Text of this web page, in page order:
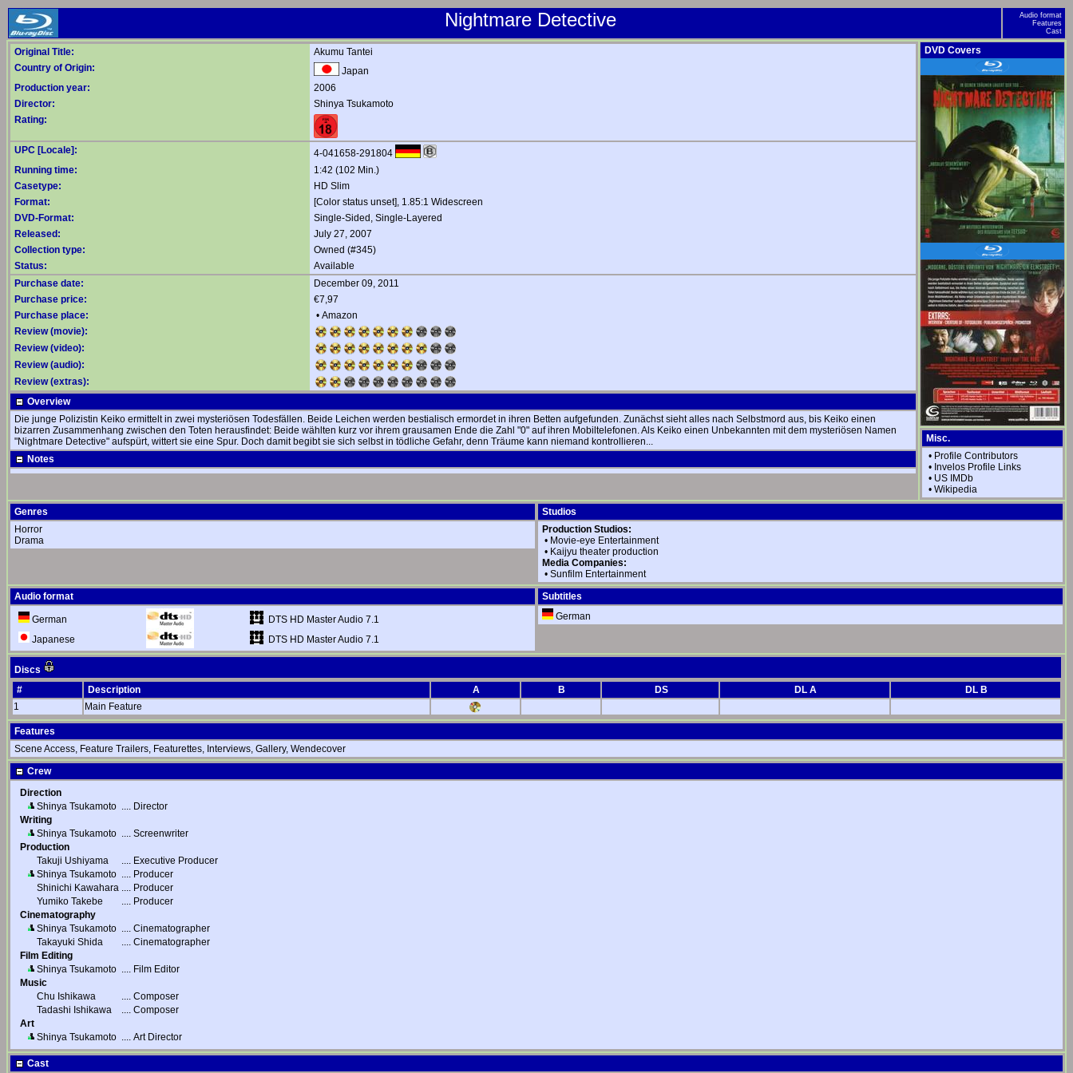
Nightmare Detective
Audio format
Features
Cast
Original Title:
Akumu Tantei
Country of Origin:
Japan
Production year:
2006
Director:
Shinya Tsukamoto
Rating:
UPC [Locale]:
4-041658-291804
Running time:
1:42 (102 Min.)
Casetype:
HD Slim
Format:
[Color status unset], 1.85:1 Widescreen
DVD-Format:
Single-Sided, Single-Layered
Released:
July 27, 2007
Collection type:
Owned (#345)
Status:
Available
Purchase date:
December 09, 2011
Purchase price:
€7,97
Purchase place:
• Amazon
Review (movie):
Review (video):
Review (audio):
Review (extras):
Overview
Die junge Polizistin Keiko ermittelt in zwei mysteriösen Todesfällen. Beide Leichen werden bestialisch ermordet in ihren Betten aufgefunden. Zunächst sieht alles nach Selbstmord aus, bis Keiko einen
bizarren Zusammenhang zwischen den Toten herausfindet: Beide wählten kurz vor ihrem grausamen Ende die Zahl "0" auf ihren Mobiltelefonen. Als Keiko einen Unbekannten mit dem mysteriösen Namen
"Nightmare Detective" aufspürt, wittert sie eine Spur. Doch damit begibt sie sich selbst in tödliche Gefahr, denn Träume kann niemand kontrollieren...
Notes
DVD Covers
Misc.
• Profile Contributors
• Invelos Profile Links
• US IMDb
• Wikipedia
Genres
Horror
Drama
Studios
Production Studios:
• Movie-eye Entertainment
• Kaijyu theater production
Media Companies:
• Sunfilm Entertainment
Audio format
German
DTS HD Master Audio 7.1
Japanese
DTS HD Master Audio 7.1
Subtitles
German
Discs
#
Description A B DS DL A
DL B
1
Main Feature
Features
Scene Access, Feature Trailers, Featurettes, Interviews, Gallery, Wendecover
Crew
Direction
Shinya Tsukamoto .... Director
Writing
Shinya Tsukamoto .... Screenwriter
Production
Takuji Ushiyama
.... Executive Producer
Shinya Tsukamoto .... Producer
Shinichi Kawahara .... Producer
Yumiko Takebe
.... Producer
Cinematography
Shinya Tsukamoto .... Cinematographer
Takayuki Shida
.... Cinematographer
Film Editing
Shinya Tsukamoto .... Film Editor
Music
Chu Ishikawa
.... Composer
Tadashi Ishikawa
.... Composer
Art
Shinya Tsukamoto .... Art Director
Cast